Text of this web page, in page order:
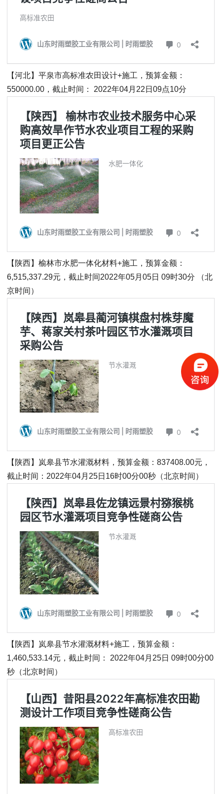
【河北】平泉市高标准农田设计+施工，预算金额：
550000.00，截止时间： 2022年04月22日09点10分
【陕西】榆林市水肥一体化材料+施工，预算金额：
6,515,337.29元，截止时间2022年05月05日 09时30分 （北
京时间）
【陕西】岚皋县节水灌溉材料，预算金额：837408.00元，
截止时间：2022年04月25日16时00分00秒（北京时间）
【陕西】岚皋县节水灌溉材料+施工，预算金额：
1,460,533.14元，截止时间： 2022年04月25日 09时00分00
秒（北京时间）